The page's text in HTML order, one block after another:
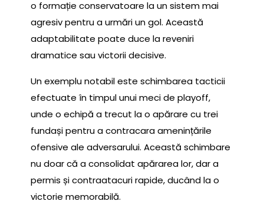
o formație conservatoare la un sistem mai
agresiv pentru a urmări un gol. Această
adaptabilitate poate duce la reveniri
dramatice sau victorii decisive.
Un exemplu notabil este schimbarea tacticii
efectuate în timpul unui meci de playoff,
unde o echipă a trecut la o apărare cu trei
fundași pentru a contracara amenințările
ofensive ale adversarului. Această schimbare
nu doar că a consolidat apărarea lor, dar a
permis și contraatacuri rapide, ducând la o
victorie memorabilă.